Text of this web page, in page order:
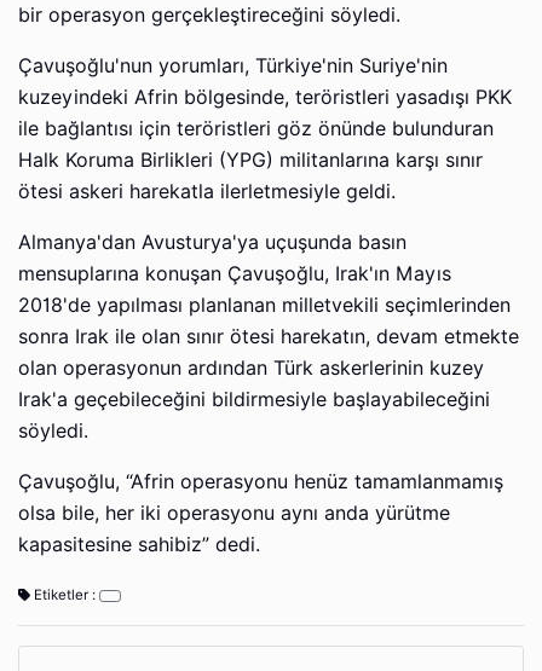
bir operasyon gerçekleştireceğini söyledi.
Çavuşoğlu'nun yorumları, Türkiye'nin Suriye'nin
kuzeyindeki Afrin bölgesinde, teröristleri yasadışı PKK
ile bağlantısı için teröristleri göz önünde bulunduran
Halk Koruma Birlikleri (YPG) militanlarına karşı sınır
ötesi askeri harekatla ilerletmesiyle geldi.
Almanya'dan Avusturya'ya uçuşunda basın
mensuplarına konuşan Çavuşoğlu, Irak'ın Mayıs
2018'de yapılması planlanan milletvekili seçimlerinden
sonra Irak ile olan sınır ötesi harekatın, devam etmekte
olan operasyonun ardından Türk askerlerinin kuzey
Irak'a geçebileceğini bildirmesiyle başlayabileceğini
söyledi.
Çavuşoğlu, “Afrin operasyonu henüz tamamlanmamış
olsa bile, her iki operasyonu aynı anda yürütme
kapasitesine sahibiz” dedi.
Etiketler :